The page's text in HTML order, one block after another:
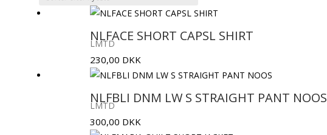
seneste
NLFACE SHORT CAPSL SHIRT
LMTD
230,00 DKK
NLFBLI DNM LW S STRAIGHT PANT NOOS
LMTD
300,00 DKK